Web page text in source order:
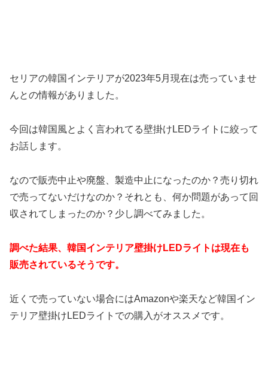
セリアの韓国インテリアが2023年5月現在は売っていませ
んとの情報がありました。
今回は韓国風とよく言われてる壁掛けLEDライトに絞って
お話します。
なので販売中止や廃盤、製造中止になったのか？売り切れ
で売ってないだけなのか？それとも、何か問題があって回
収されてしまったのか？少し調べてみました。
調べた結果、韓国インテリア壁掛けLEDライトは現在も
販売されているそうです。
近くで売っていない場合にはAmazonや楽天など韓国イン
テリア壁掛けLEDライトでの購入がオススメです。